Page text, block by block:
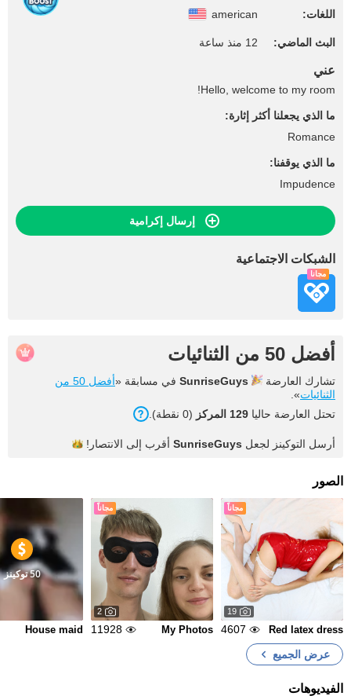
اللغات: american
البث الماضي: 12 منذ ساعة
عني
Hello, welcome to my room!
ما الذي يجعلنا أكثر إثارة:
Romance
ما الذي يوقفنا:
Impudence
إرسال إكرامية
الشبكات الاجتماعية
مجاناً
أفضل 50 من الثنائيات
تشارك العارضة SunriseGuys في مسابقة «
أفضل 50 من
الثنائيات».
تحتل العارضة حاليا 129 المركز (0 نقطة).
أرسل التوكينز لجعل SunriseGuys أقرب إلى الانتصار!
الصور
مجاناً
19
Red latex dress
4607
مجاناً
2
My Photos
11928
50 توكينز
House maid
عرض الجميع
الفيديوهات